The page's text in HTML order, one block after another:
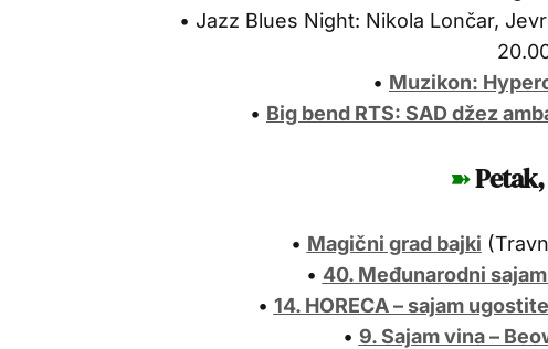
• Jazz Blues Night: Nikola Lončar,
• Muzikon:
• Big bend RTS: SAD džez
➽
• Magični grad bajki
• 40. Međunarodni
• 14. HORECA – sajam
• 9. Sajam vina –